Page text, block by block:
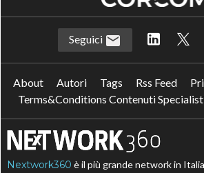
Seguici
About Autori Tags Rss Feed
Terms&Conditions Contenuti
Nextwork360 è il più grande network in